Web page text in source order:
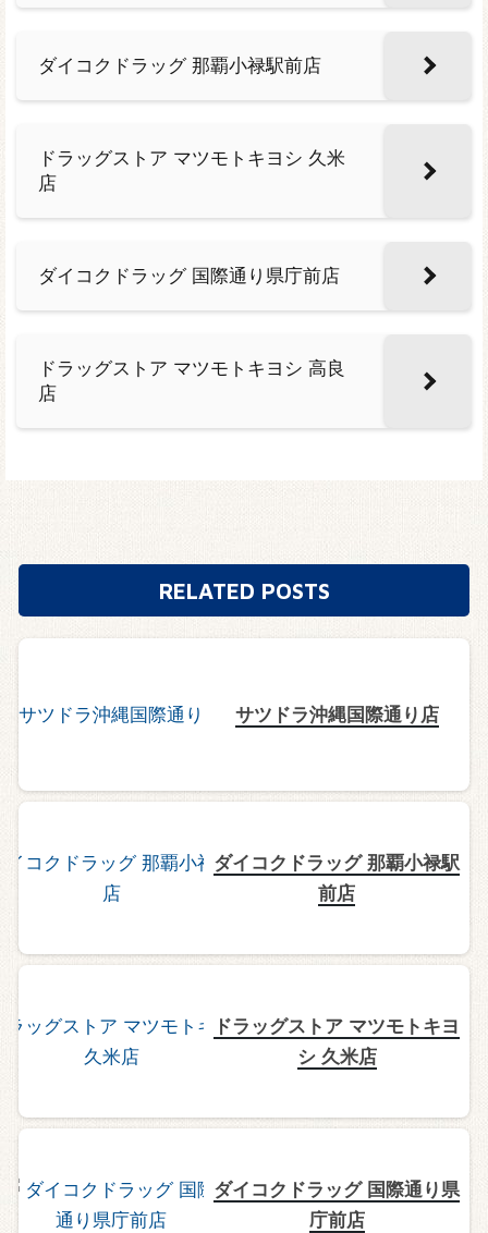
ダイコクドラッグ 那覇小禄駅前店
ドラッグストア マツモトキヨシ 久米
店
ダイコクドラッグ 国際通り県庁前店
ドラッグストア マツモトキヨシ 高良
店
RELATED POSTS
サツドラ沖縄国際通り店
ダイコクドラッグ 那覇小禄駅
前店
ドラッグストア マツモトキヨ
シ 久米店
ダイコクドラッグ 国際通り県
庁前店